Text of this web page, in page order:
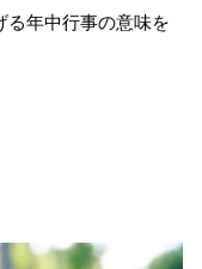
る年中行事の意味を